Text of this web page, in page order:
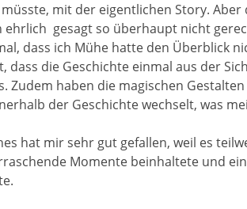
mit der eigentlichen Story.
ehrlich gesagt so überhaupt nicht
dass ich Mühe hatte den Überblick
dass die Geschichte einmal aus der
Zudem haben die magischen
der Geschichte wechselt, was
hat mir sehr gut gefallen, weil es
Momente beinhaltete und